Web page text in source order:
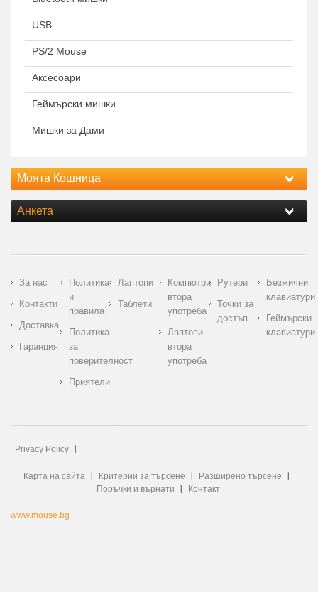
USB
PS/2 Mouse
Аксесоари
Геймърски мишки
Мишки за Дами
Моята Кошница
Анкета
За нас
Контакти
Доставка
Гаранция
Политика
и
правила
Политика
за
поверителност
Приятели
Лаптопи
Таблети
Компютри
втора
употреба
Лаптопи
втора
употреба
Рутери
Точки за
достъп
Безжични
клавиатури
Геймърски
клавиатури
Privacy Policy
Карта на сайта Критерии за търсене
Разширено търсене
Поръчки и върнати
Контакт
www.mouse.bg